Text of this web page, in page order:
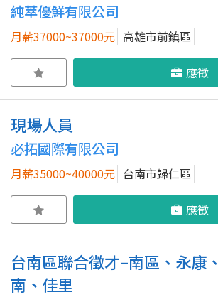
純萃優鮮有限公司
月薪37000~37000元 高雄市前鎮區
應徵
現場人員
必拓國際有限公司
月薪35000~40000元 台南市歸仁區
應徵
台南區聯合徵才–南區、永康
南、佳里